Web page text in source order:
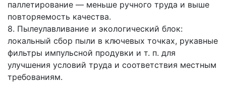
паллетирование — меньше ручного труда и выше
повторяемость качества.
8. Пылеулавливание и экологический блок:
локальный сбор пыли в ключевых точках, рукавные
фильтры импульсной продувки и т. п. для
улучшения условий труда и соответствия местным
требованиям.